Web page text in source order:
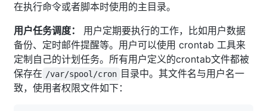
在执行命令或者脚本时使用的主目录。
用户任务调度：
用户定期要执行的工作，比如用户数据
备份、定时邮件提醒等。用户可以使用 crontab 工具来
定制自己的计划任务。所有用户定义的crontab文件都被
保存在 /var/spool/cron 目录中。其文件名与用户名一
致，使用者权限文件如下：